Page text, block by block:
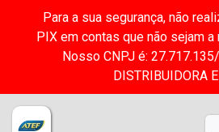
Para a sua segurança, não
PIX em contas que não sejam
Nosso CNPJ é:
DISTRIBUIDORA